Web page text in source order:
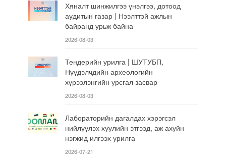
Хяналт шинжилгээ үнэлгээ, дотоод
аудитын газар | Нээлттэй ажлын
байранд урьж байна
2026-08-03
Тендерийн урилга | ШУТУБП,
Нүүдэлчдийн археологийн
хүрээлэнгийн урсгал засвар
2026-08-03
Лабораторийн дагалдах хэрэгсэл
нийлүүлэх хуулийн этгээд, аж ахуйн
нэгжид илгээх урилга
2026-07-21